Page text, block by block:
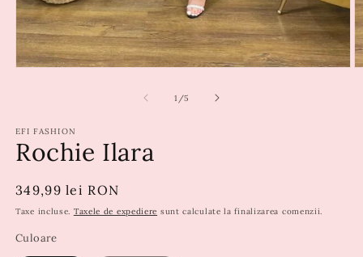
1 /din
5
EFI FASHION
Rochie Ilara
Preț
obișnuit
349,99 lei RON
Taxe incluse. Taxele de expediere sunt calculate la finalizarea comenzii.
Culoare